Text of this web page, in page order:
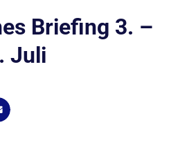
Briefing 3. –
Juli